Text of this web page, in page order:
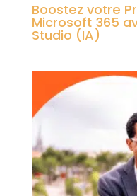
Boostez votre
Microsoft 365
Studio (IA)